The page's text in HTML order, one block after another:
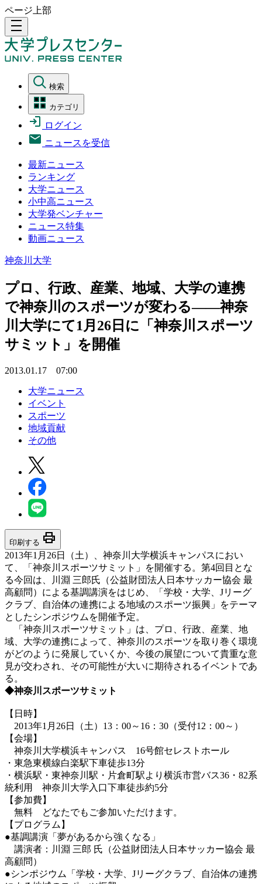
ページ上部
density_medium
検索
カテゴリ
ログイン
ニュースを受信
最新ニュース
ランキング
大学ニュース
小中高ニュース
大学発ベンチャー
ニュース特集
動画ニュース
神奈川大学
プロ、行政、産業、地域、大学の連携
で神奈川のスポーツが変わる――神奈
川大学にて1月26日に「神奈川スポーツ
サミット」を開催
2013.01.17 07:00
大学ニュース
イベント
スポーツ
地域貢献
その他
印刷する print
2013年1月26日（土）、神奈川大学横浜キャンパスにおい
て、「神奈川スポーツサミット」を開催する。第4回目とな
る今回は、川淵 三郎氏（公益財団法人日本サッカー協会 最
高顧問）による基調講演をはじめ、「学校・大学、Jリーグ
クラブ、自治体の連携による地域のスポーツ振興」をテーマ
としたシンポジウムを開催予定。
「神奈川スポーツサミット」は、プロ、行政、産業、地
域、大学の連携によって、神奈川のスポーツを取り巻く環境
がどのように発展していくか、今後の展望について貴重な意
見が交わされ、その可能性が大いに期待されるイベントであ
る。
◆神奈川スポーツサミット
【日時】
2013年1月26日（土）13：00～16：30（受付12：00～）
【会場】
神奈川大学横浜キャンパス 16号館セレストホール
・東急東横線白楽駅下車徒歩13分
・横浜駅・東神奈川駅・片倉町駅より横浜市営バス36・82系
統利用 神奈川大学入口下車徒歩約5分
【参加費】
無料 どなたでもご参加いただけます。
【プログラム】
●基調講演「夢があるから強くなる」
講演者：川淵 三郎 氏（公益財団法人日本サッカー協会 最
高顧問）
●シンポジウム「学校・大学、Jリーグクラブ、自治体の連携